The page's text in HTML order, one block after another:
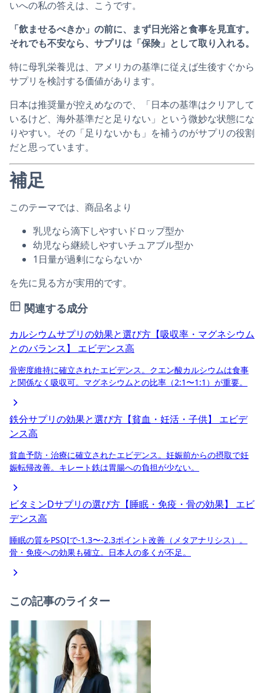
いへの私の答えは、こうです。
「飲ませるべきか」の前に、まず日光浴と食事を見直す。
それでも不安なら、サプリは「保険」として取り入れる。
特に母乳栄養児は、アメリカの基準に従えば生後すぐから
サプリを検討する価値があります。
日本は推奨量が控えめなので、「日本の基準はクリアして
いるけど、海外基準だと足りない」という微妙な状態にな
りやすい。その「足りないかも」を補うのがサプリの役割
だと思っています。
補足
このテーマでは、商品名より
乳児なら滴下しやすいドロップ型か
幼児なら継続しやすいチュアブル型か
1日量が過剰にならないか
を先に見る方が実用的です。
関連する成分
カルシウムサプリの効果と選び方【吸収率・マグネシウム
とのバランス】
エビデンス高
骨密度維持に確立されたエビデンス。クエン酸カルシウムは食事
と関係なく吸収可。マグネシウムとの比率（2:1〜1:1）が重要。
鉄分サプリの効果と選び方【貧血・妊活・子供】
エビデ
ンス高
貧血予防・治療に確立されたエビデンス。妊娠前からの摂取で妊
娠転帰改善。キレート鉄は胃腸への負担が少ない。
ビタミンDサプリの選び方【睡眠・免疫・骨の効果】
エビ
デンス高
睡眠の質をPSQIで-1.3〜-2.3ポイント改善（メタアナリシス）。
骨・免疫への効果も確立。日本人の多くが不足。
この記事のライター